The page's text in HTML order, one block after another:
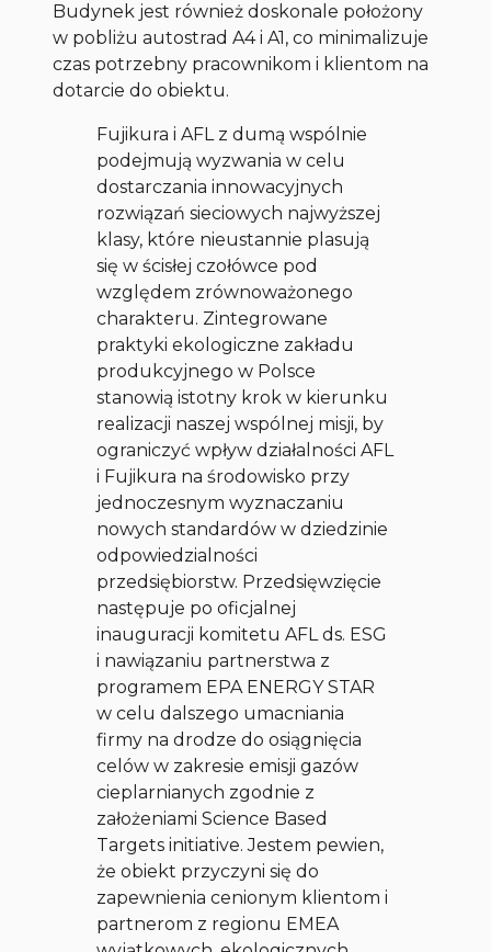
Budynek jest również doskonale położony
w pobliżu autostrad A4 i A1, co minimalizuje
czas potrzebny pracownikom i klientom na
dotarcie do obiektu.
Fujikura i AFL z dumą wspólnie
podejmują wyzwania w celu
dostarczania innowacyjnych
rozwiązań sieciowych najwyższej
klasy, które nieustannie plasują
się w ścisłej czołówce pod
względem zrównoważonego
charakteru. Zintegrowane
praktyki ekologiczne zakładu
produkcyjnego w Polsce
stanowią istotny krok w kierunku
realizacji naszej wspólnej misji, by
ograniczyć wpływ działalności AFL
i Fujikura na środowisko przy
jednoczesnym wyznaczaniu
nowych standardów w dziedzinie
odpowiedzialności
przedsiębiorstw. Przedsięwzięcie
następuje po oficjalnej
inauguracji komitetu AFL ds. ESG
i nawiązaniu partnerstwa z
programem EPA ENERGY STAR
w celu dalszego umacniania
firmy na drodze do osiągnięcia
celów w zakresie emisji gazów
cieplarnianych zgodnie z
założeniami Science Based
Targets initiative. Jestem pewien,
że obiekt przyczyni się do
zapewnienia cenionym klientom i
partnerom z regionu EMEA